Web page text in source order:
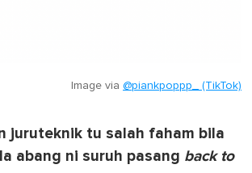
Image via @piankpoppp_ (TikTok)
juruteknik tu salah faham bila
abang ni suruh pasang back to